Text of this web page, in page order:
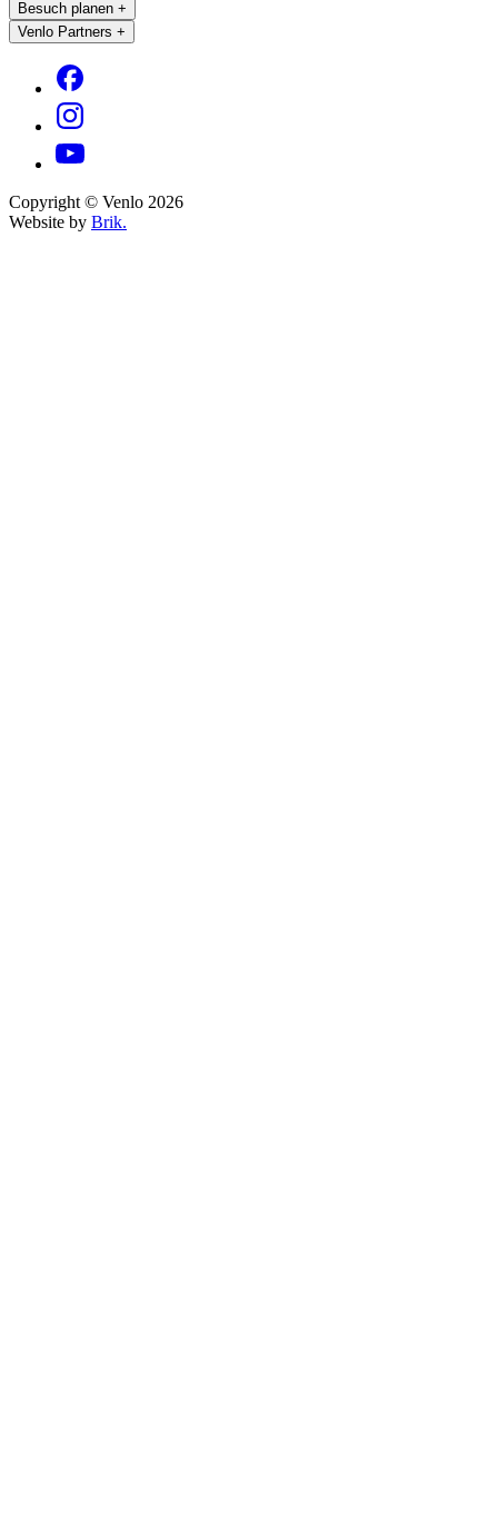
Besuch planen +
Venlo Partners +
Copyright © Venlo 2026
Website by Brik.